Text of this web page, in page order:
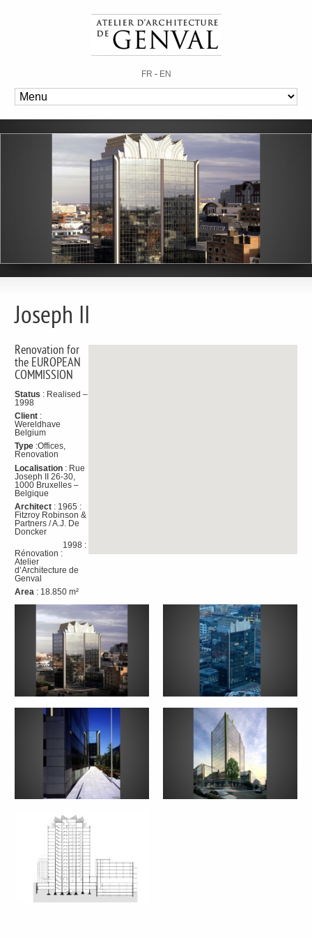
FR - EN
Joseph II
Renovation for
the EUROPEAN
COMMISSION
Status : Realised –
1998
Client :
Wereldhave
Belgium
Type :Offices,
Renovation
Localisation : Rue
Joseph II 26-30,
1000 Bruxelles –
Belgique
Architect : 1965 :
Fitzroy Robinson &
Partners / A.J. De
Doncker
1998 :
Rénovation :
Atelier
d’Architecture de
Genval
Area : 18.850 m²